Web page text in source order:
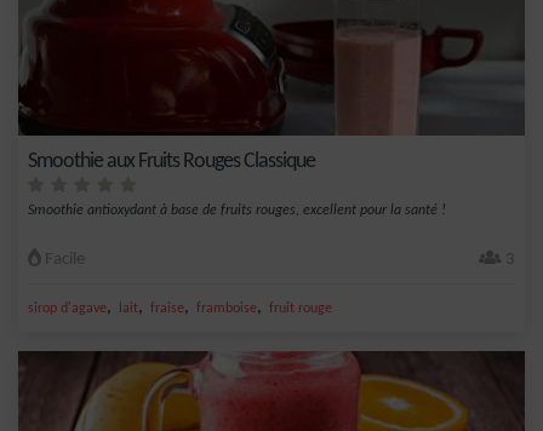
Smoothie aux Fruits Rouges Classique
Smoothie antioxydant à base de fruits rouges, excellent pour la santé !
Facile 3
sirop d'agave, lait, fraise, framboise, fruit rouge